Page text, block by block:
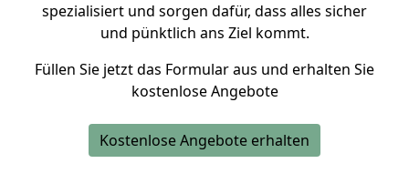
spezialisiert und sorgen dafür, dass alles sicher
und pünktlich ans Ziel kommt.
Füllen Sie jetzt das Formular aus und erhalten Sie
kostenlose Angebote
Kostenlose Angebote erhalten